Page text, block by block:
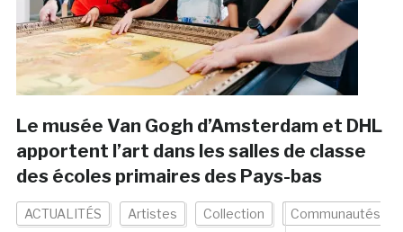
Le musée Van Gogh d’Amsterdam et DHL
apportent l’art dans les salles de classe
des écoles primaires des Pays-bas
ACTUALITÉS Artistes Collection Communautés